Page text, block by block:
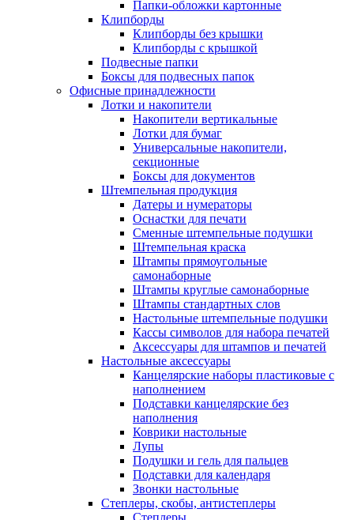
Папки-обложки картонные
Клипборды
Клипборды без крышки
Клипборды с крышкой
Подвесные папки
Боксы для подвесных папок
Офисные принадлежности
Лотки и накопители
Накопители вертикальные
Лотки для бумаг
Универсальные накопители,
секционные
Боксы для документов
Штемпельная продукция
Датеры и нумераторы
Оснастки для печати
Сменные штемпельные подушки
Штемпельная краска
Штампы прямоугольные
самонаборные
Штампы круглые самонаборные
Штампы стандартных слов
Настольные штемпельные подушки
Кассы символов для набора печатей
Аксессуары для штампов и печатей
Настольные аксессуары
Канцелярские наборы пластиковые с
наполнением
Подставки канцелярские без
наполнения
Коврики настольные
Лупы
Подушки и гель для пальцев
Подставки для календаря
Звонки настольные
Степлеры, скобы, антистеплеры